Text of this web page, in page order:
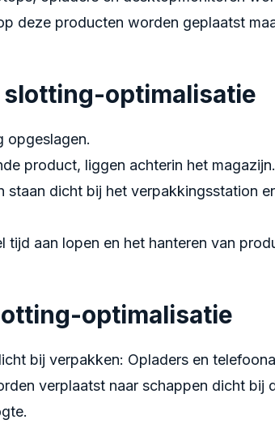
deze producten worden geplaatst
optimalisatie
opgeslagen.
product, liggen achterin het magazijn.
staan dicht bij het verpakkingsstation
tijd aan lopen en het hanteren van
optimalisatie
bij verpakken: Opladers en
verplaatst naar schappen dicht bij